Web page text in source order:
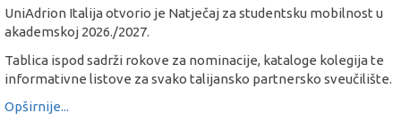
UniAdrion Italija otvorio je Natječaj za studentsku mobilnost u
akademskoj 2026./2027.
Tablica ispod sadrži rokove za nominacije, kataloge kolegija te
informativne listove za svako talijansko partnersko sveučilište.
Opširnije...